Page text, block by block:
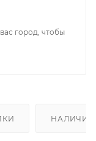
город, чтобы
НАЛИЧИЕ